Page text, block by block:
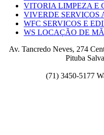
VITORIA LIMPEZA E
VIVERDE SERVIÇOS
WFC SERVICOS E
WS LOCAÇÃO DE
Av. Tancredo Neves, 274
Pituba
(71) 3450-5177